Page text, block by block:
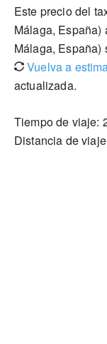
Este precio del
Málaga, España)
Málaga,
Vuelva a
actualizada.
Tiempo de viaje:
Distancia de